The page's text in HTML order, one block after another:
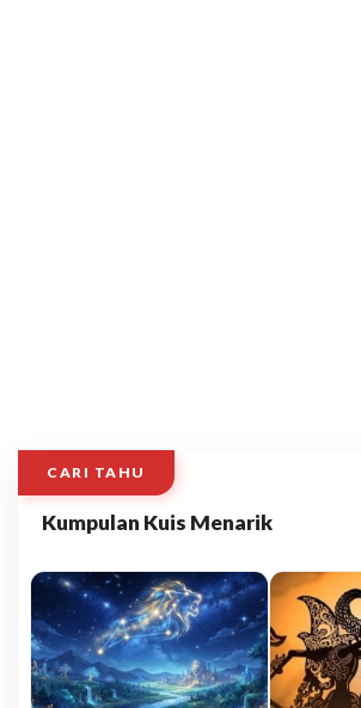
CARI TAHU
Kumpulan Kuis Menarik